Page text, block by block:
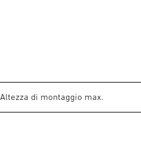
Altezza di montaggio max.